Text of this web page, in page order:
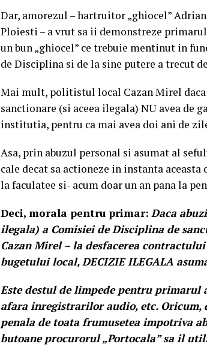
Dar, amorezul – hartruitor „ghiocel”
Ploiesti – a vrut sa ii demonstreze
un bun „ghiocel” ce trebuie mentinut in
de Disciplina si de la sine putere a trecut
Mai mult, politistul local Cazan Mirel daca
sanctionare (si aceea ilegala) NU avea de
institutia, pentru ca mai avea doi ani de
Asa, prin abuzul personal si asumat al
cale decat sa actioneze in instanta
la faculatee si- acum doar un an pana la
Deci, morala pentru primar: Daca
ilegala) a Comisiei de Disciplina de
Cazan Mirel – la desfacerea contractului
bugetului local, DECIZIE ILEGALA
Este destul de limpede pentru primarul
afara inregistrarilor audio, etc. Oricum,
penala de toata frumusetea impotriva
butoane procurorul „Portocala” sa il